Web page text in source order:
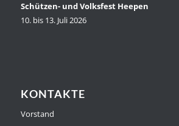
Schützen- und Volksfest Heepen
10. bis 13. Juli 2026
KONTAKTE
Vorstand